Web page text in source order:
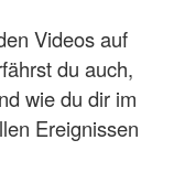
Videos auf
du auch,
wie du dir im
Ereignissen